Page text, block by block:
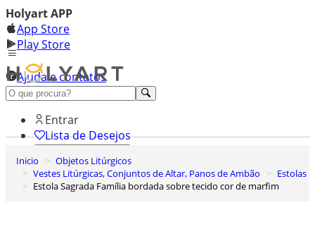
Holyart APP
App Store
Play Store
Ajuda e contatos
Conheça premium
Entrar
Lista de Desejos
0
Carrinho de Compras
Inicio
Objetos Litúrgicos
Vestes Litúrgicas, Conjuntos de Altar, Panos de Ambão
Estolas
Estola Sagrada Família bordada sobre tecido cor de marfim